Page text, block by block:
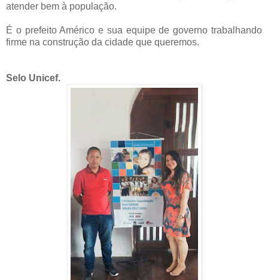
atender bem à população.
É o prefeito Américo e sua equipe de governo trabalhando
firme na construção da cidade que queremos.
Selo Unicef.